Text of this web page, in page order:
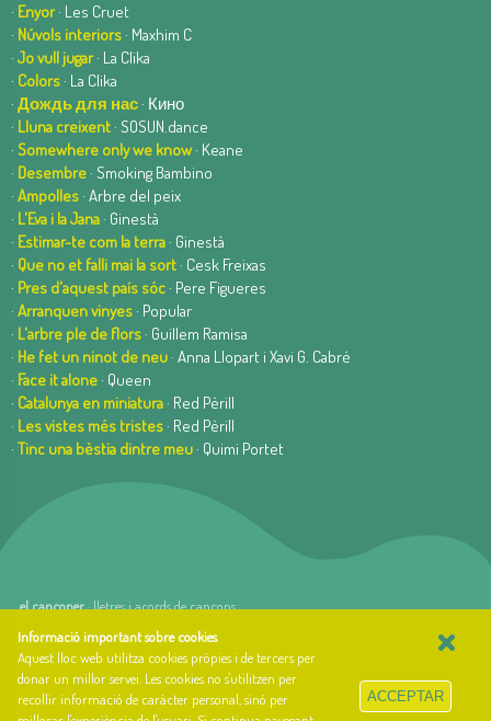
· Enyor· Les Cruet
· Núvols interiors· Maxhim C
· Jo vull jugar· La Clika
· Colors· La Clika
· Дождь для нас· Кино
· Lluna creixent· SOSUN.dance
· Somewhere only we know· Keane
· Desembre· Smoking Bambino
· Ampolles· Arbre del peix
· L'Eva i la Jana· Ginestà
· Estimar-te com la terra· Ginestà
· Que no et falli mai la sort· Cesk Freixas
· Pres d'aquest país sóc· Pere Figueres
· Arranquen vinyes· Popular
· L'arbre ple de flors· Guillem Ramisa
· He fet un ninot de neu· Anna Llopart i Xavi G. Cabré
· Face it alone· Queen
· Catalunya en miniatura· Red Pèrill
· Les vistes més tristes· Red Pèrill
· Tinc una bèstia dintre meu· Quimi Portet
el cançoner· lletres i acords de cançons
web basada en el Gestior de Continguts
creada per arnAu bellavista
Sobre el cançoner
Qui som i quina és la nostra història?
Informació important sobre cookies.
Aquest lloc web utilitza cookies pròpies i de tercers per
donar un millor servei. Les cookies no s'utilitzen per
recollir informació de caràcter personal, sinó per
×
ACCEPTAR